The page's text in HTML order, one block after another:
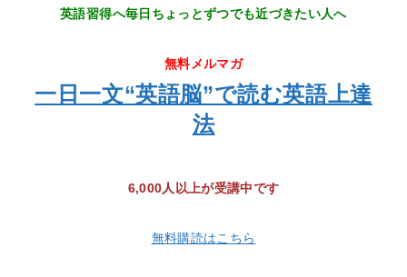
英語習得へ毎日ちょっとずつでも近づきたい人へ
無料メルマガ
一日一文“英語脳”で読む英語上達
法
6,000人以上が受講中です
無料購読はこちら